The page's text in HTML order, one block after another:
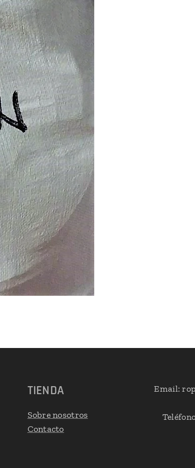
TIENDA
Sobre nosotros
Contacto
Email: